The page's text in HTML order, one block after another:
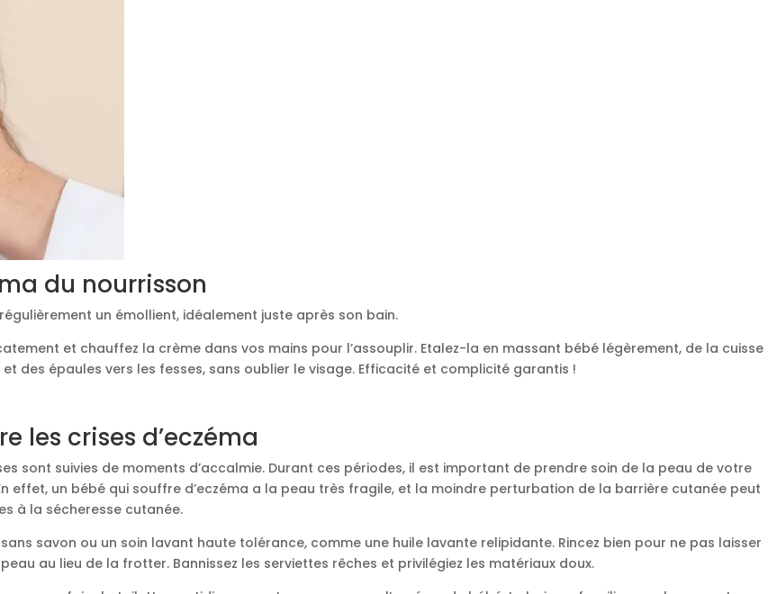
du nourrisson
un émollient, idéalement juste après son bain.
et chauffez la crème dans vos mains pour l’assouplir. Etalez-la en massant bébé légèrement, de la cuisse
des épaules vers les fesses, sans oublier le visage. Efficacité et complicité garantis !
les crises d’eczéma
sont suivies de moments d’accalmie. Durant ces périodes, il est important de prendre soin de la peau de votre
effet, un bébé qui souffre d’eczéma a la peau très fragile, et la moindre perturbation de la barrière cutanée peut
à la sécheresse cutanée.
savon ou un soin lavant haute tolérance, comme une huile lavante relipidante. Rincez bien pour ne pas laisser
au lieu de la frotter. Bannissez les serviettes rêches et privilégiez les matériaux doux.